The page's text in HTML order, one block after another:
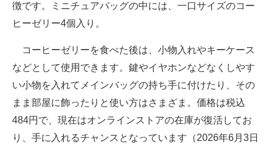
徴です。ミニチュアバッグの中には、一口サイズのコー
ヒーゼリー4個入り。
コーヒーゼリーを食べた後は、小物入れやキーケース
などとして使用できます。鍵やイヤホンなどなくしやす
い小物を入れてメインバッグの持ち手に付けたり、その
まま部屋に飾ったりと使い方はさまざま。価格は税込
484円で、現在はオンラインストアの在庫が復活してお
り、手に入れるチャンスとなっています（2026年6月3日